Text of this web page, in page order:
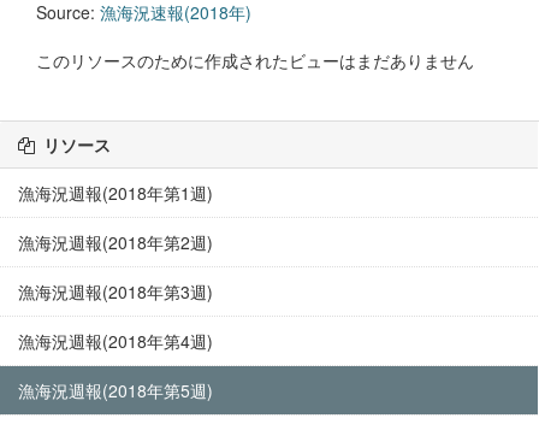
Source: 漁海況速報(2018年)
このリソースのために作成されたビューはまだありません
リソース
漁海況週報(2018年第1週)
漁海況週報(2018年第2週)
漁海況週報(2018年第3週)
漁海況週報(2018年第4週)
漁海況週報(2018年第5週)